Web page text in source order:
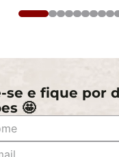
se e fique por
🤩